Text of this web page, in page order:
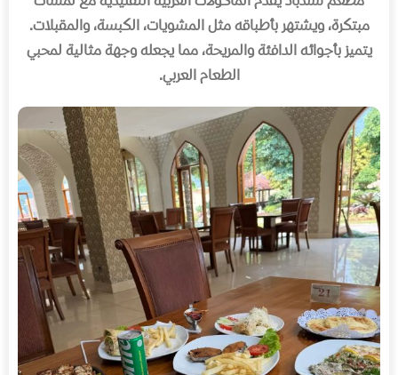
مبتكرة، ويشتهر بأطباقه مثل المشويات، الكبسة، والمقبلات.
يتميز بأجوائه الدافئة والمريحة، مما يجعله وجهة مثالية لمحبي
الطعام العربي.